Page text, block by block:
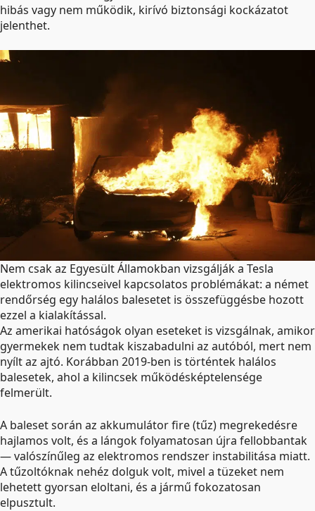
hibás vagy nem működik, kirívó biztonsági kockázatot
jelenthet.
Nem csak az Egyesült Államokban vizsgálják a Tesla
elektromos kilincseivel kapcsolatos problémákat: a német
rendőrség egy halálos balesetet is összefüggésbe hozott
ezzel a kialakítással.
Az amerikai hatóságok olyan eseteket is vizsgálnak, amikor
gyermekek nem tudtak kiszabadulni az autóból, mert nem
nyílt az ajtó. Korábban 2019-ben is történtek halálos
balesetek, ahol a kilincsek működésképtelensége
felmerült.
A baleset során az akkumulátor fire (tűz) megrekedésre
hajlamos volt, és a lángok folyamatosan újra fellobbantak
— valószínűleg az elektromos rendszer instabilitása miatt.
A tűzoltóknak nehéz dolguk volt, mivel a tüzeket nem
lehetett gyorsan eloltani, és a jármű fokozatosan
elpusztult.